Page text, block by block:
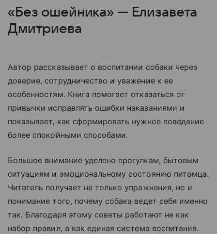
«Без ошейника» — Елизавета
Дмитриева
Автор рассказывает о воспитании собаки через
доверие, сотрудничество и уважение к ее
особенностям. Книга помогает отказаться от
привычки исправлять ошибки наказаниями и
показывает, как сформировать нужное поведение
более спокойными способами.
Большое внимание уделено прогулкам, бытовым
ситуациям и эмоциональному состоянию питомца.
Читатель получает не только упражнения, но и
понимание того, почему собака ведет себя именно
так. Благодаря этому советы работают не как
набор правил, а как единая система воспитания.